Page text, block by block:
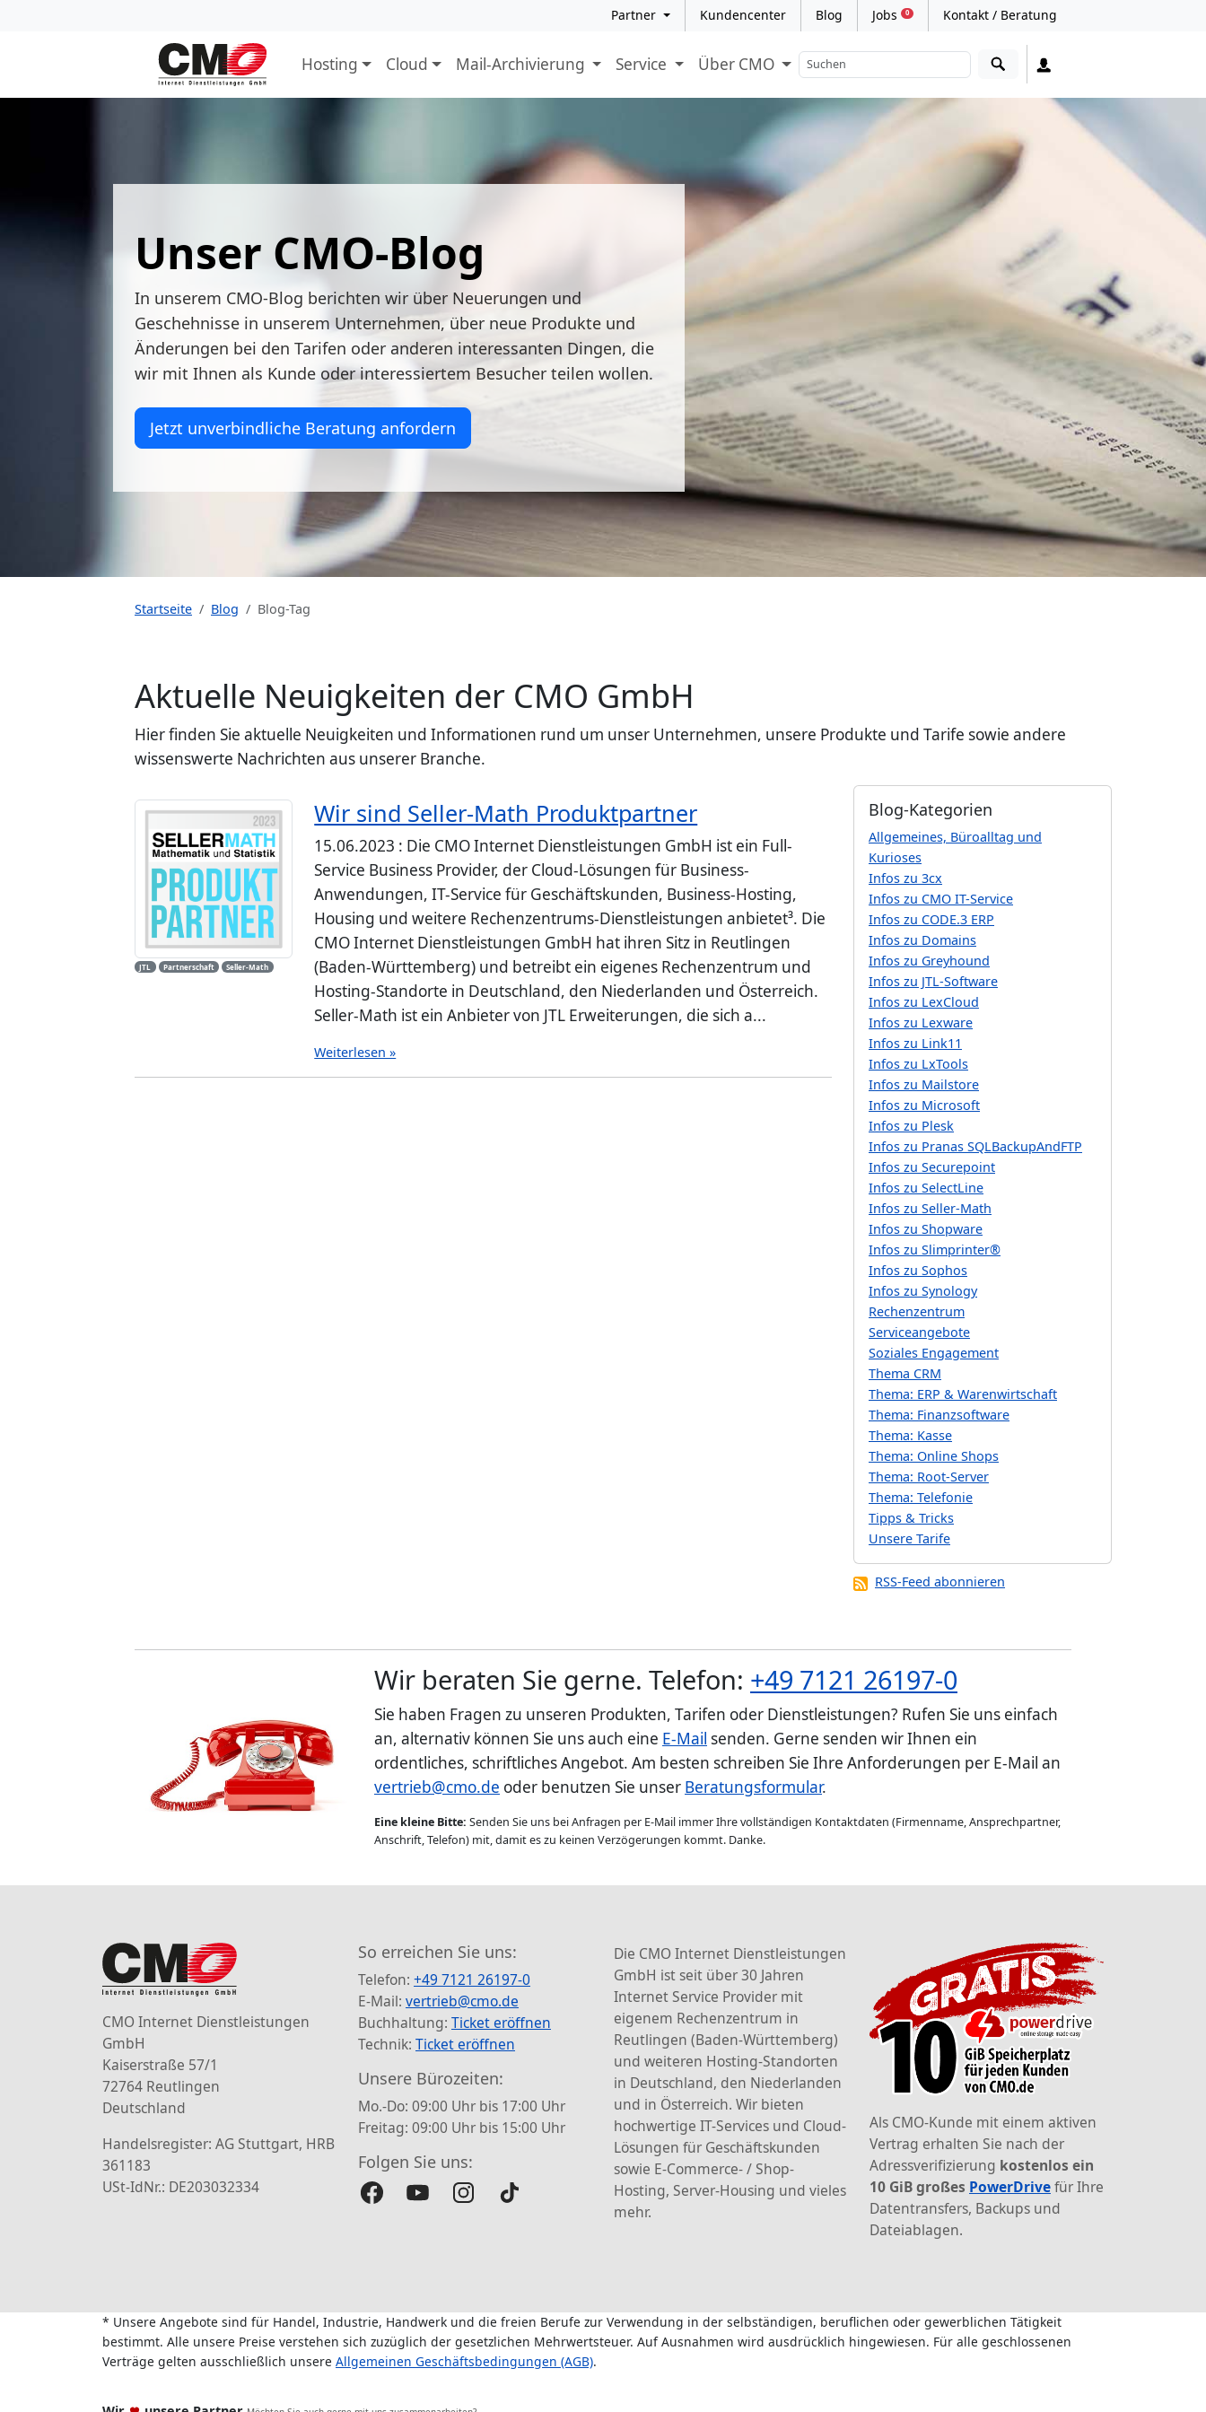
Partner Kundencenter Blog Jobs 0 Kontakt / Beratung
Hosting Cloud Mail-Archivierung Service Über CMO
Unser CMO-Blog
In unserem CMO-Blog berichten wir über Neuerungen und
Geschehnisse in unserem Unternehmen, über neue Produkte und
Änderungen bei den Tarifen oder anderen interessanten Dingen, die
wir mit Ihnen als Kunde oder interessiertem Besucher teilen wollen.
Jetzt unverbindliche Beratung anfordern
Startseite Blog Blog-Tag
Aktuelle Neuigkeiten der CMO GmbH
Hier finden Sie aktuelle Neuigkeiten und Informationen rund um unser Unternehmen, unsere Produkte und Tarife sowie andere
wissenswerte Nachrichten aus unserer Branche.
JTL Partnerschaft Seller-Math
Wir sind Seller-Math Produktpartner
15.06.2023 : Die CMO Internet Dienstleistungen GmbH ist ein Full-
Service Business Provider, der Cloud-Lösungen für Business-
Anwendungen, IT-Service für Geschäftskunden, Business-Hosting,
Housing und weitere Rechenzentrums-Dienstleistungen anbietet³. Die
CMO Internet Dienstleistungen GmbH hat ihren Sitz in Reutlingen
(Baden-Württemberg) und betreibt ein eigenes Rechenzentrum und
Hosting-Standorte in Deutschland, den Niederlanden und Österreich.
Seller-Math ist ein Anbieter von JTL Erweiterungen, die sich a...
Weiterlesen »
Blog-Kategorien
Allgemeines, Büroalltag und
Kurioses
Infos zu 3cx
Infos zu CMO IT-Service
Infos zu CODE.3 ERP
Infos zu Domains
Infos zu Greyhound
Infos zu JTL-Software
Infos zu LexCloud
Infos zu Lexware
Infos zu Link11
Infos zu LxTools
Infos zu Mailstore
Infos zu Microsoft
Infos zu Plesk
Infos zu Pranas SQLBackupAndFTP
Infos zu Securepoint
Infos zu SelectLine
Infos zu Seller-Math
Infos zu Shopware
Infos zu Slimprinter®
Infos zu Sophos
Infos zu Synology
Rechenzentrum
Serviceangebote
Soziales Engagement
Thema CRM
Thema: ERP & Warenwirtschaft
Thema: Finanzsoftware
Thema: Kasse
Thema: Online Shops
Thema: Root-Server
Thema: Telefonie
Tipps & Tricks
Unsere Tarife
RSS-Feed abonnieren
Wir beraten Sie gerne. Telefon: +49 7121 26197-0
Sie haben Fragen zu unseren Produkten, Tarifen oder Dienstleistungen? Rufen Sie uns einfach
an, alternativ können Sie uns auch eine E-Mail senden. Gerne senden wir Ihnen ein
ordentliches, schriftliches Angebot. Am besten schreiben Sie Ihre Anforderungen per E-Mail an
vertrieb@cmo.de oder benutzen Sie unser Beratungsformular.
Eine kleine Bitte: Senden Sie uns bei Anfragen per E-Mail immer Ihre vollständigen Kontaktdaten (Firmenname, Ansprechpartner,
Anschrift, Telefon) mit, damit es zu keinen Verzögerungen kommt. Danke.
CMO Internet Dienstleistungen
GmbH
Kaiserstraße 57/1
72764 Reutlingen
Deutschland
Handelsregister: AG Stuttgart, HRB
361183
USt-IdNr.: DE203032334
So erreichen Sie uns:
Telefon: +49 7121 26197-0
E-Mail: vertrieb@cmo.de
Buchhaltung: Ticket eröffnen
Technik: Ticket eröffnen
Unsere Bürozeiten:
Mo.-Do: 09:00 Uhr bis 17:00 Uhr
Freitag: 09:00 Uhr bis 15:00 Uhr
Folgen Sie uns:
Die CMO Internet Dienstleistungen
GmbH ist seit über 30 Jahren
Internet Service Provider mit
eigenem Rechenzentrum in
Reutlingen (Baden-Württemberg)
und weiteren Hosting-Standorten
in Deutschland, den Niederlanden
und in Österreich. Wir bieten
hochwertige IT-Services und Cloud-
Lösungen für Geschäftskunden
sowie E-Commerce- / Shop-
Hosting, Server-Housing und vieles
mehr.
Als CMO-Kunde mit einem aktiven
Vertrag erhalten Sie nach der
Adressverifizierung kostenlos ein
10 GiB großes PowerDrivefür Ihre
Datentransfers, Backups und
Dateiablagen.
* Unsere Angebote sind für Handel, Industrie, Handwerk und die freien Berufe zur Verwendung in der selbständigen, beruflichen oder gewerblichen Tätigkeit
bestimmt. Alle unsere Preise verstehen sich zuzüglich der gesetzlichen Mehrwertsteuer. Auf Ausnahmen wird ausdrücklich hingewiesen. Für alle geschlossenen
Verträge gelten ausschließlich unsere Allgemeinen Geschäftsbedingungen (AGB).